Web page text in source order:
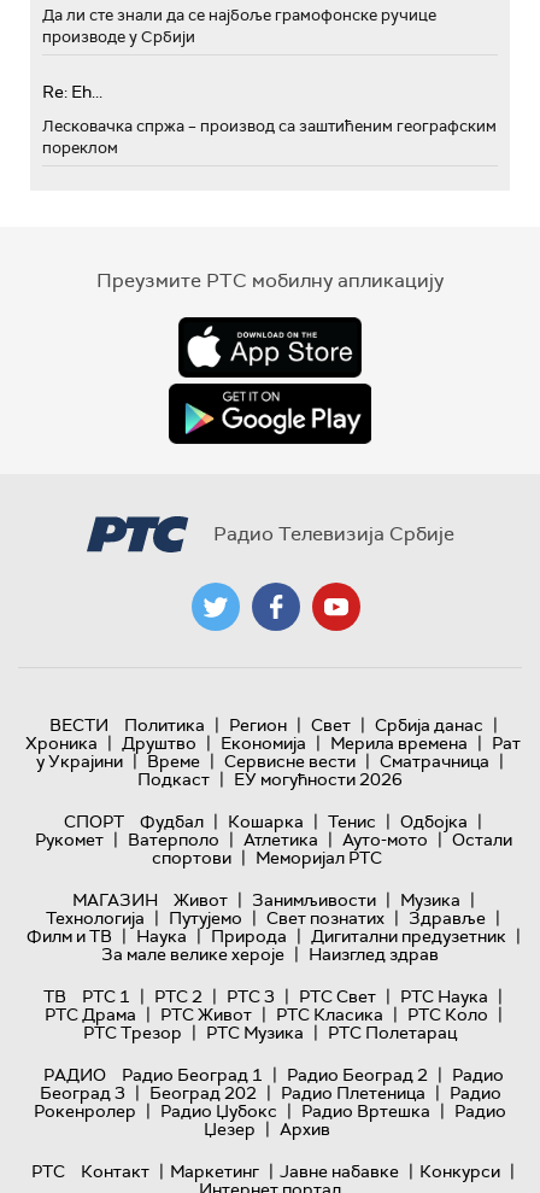
Да ли сте знали да се најбоље грамофонске ручице
производе у Србији
Re: Eh...
Лесковачка спржа – производ са заштићеним географским
пореклом
Преузмите РТС мобилну апликацију
Радио Телевизија Србије
ВЕСТИ Политика | Регион | Свет | Србија данас |
Хроника | Друштво | Економија | Мерила времена | Рат
у Украјини | Време | Сервисне вести | Сматрачница |
Подкаст | ЕУ могућности 2026
СПОРТ
Фудбал | Кошарка | Тенис | Одбојка |
Рукомет | Ватерполо | Атлетика | Ауто-мото | Остали
спортови | Меморијал РТС
МАГАЗИН
Живот | Занимљивости | Музика |
Технологијa | Путујемо | Свет познатих | Здравље |
Филм и ТВ | Наука | Природа | Дигитални предузетник |
За мале велике хероје | Наизглед здрав
ТВ
РТС 1 | РТС 2 | РТС 3 | РТС Свет | РТС Наука |
РТС Драма | РТС Живот | РТС Класика | РТС Коло |
РТС Трезор | РТС Музика | РТС Полетарац
РАДИО
Радио Београд 1 | Радио Београд 2 | Радио
Београд 3 | Београд 202 | Радио Плетеница | Радио
Рокенролер | Радио Џубокс | Радио Вртешка | Радио
Џезер | Архив
РТС
Контакт | Маркетинг | Јавне набавке | Конкурси |